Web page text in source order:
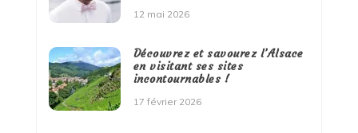
12 mai 2026
Découvrez et savourez l’Alsace
en visitant ses sites
incontournables !
17 février 2026